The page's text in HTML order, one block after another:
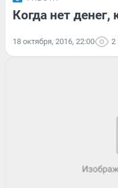
Когда нет денег,
18 октября, 2016, 22:00 2